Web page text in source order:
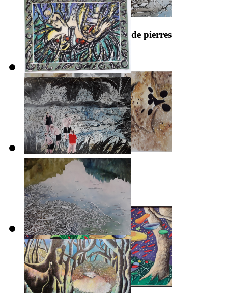
Mémoire d’eau, mémoire de pierres
2018
Guéridons
2017-2018